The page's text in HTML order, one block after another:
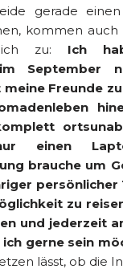
gerade
kommen auch
zu: Ich
September
Freunde
einen
brauche um
persönlicher
zu
und jederzeit
gerne sein
lässt, ob die